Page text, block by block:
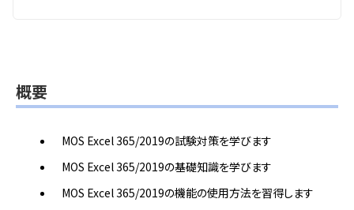
概要
MOS Excel 365/2019の試験対策を学びます
MOS Excel 365/2019の基礎知識を学びます
MOS Excel 365/2019の機能の使用方法を習得します